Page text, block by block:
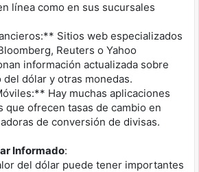
línea como en sus sucursales
Sitios web especializados
Reuters o Yahoo
información actualizada sobre
del dólar y otras monedas.
Hay muchas aplicaciones
que ofrecen tasas de cambio en
de conversión de divisas.
Informado:
del dólar puede tener importantes